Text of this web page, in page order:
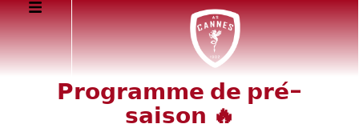
𝗣𝗿𝗼𝗴𝗿𝗮𝗺𝗺𝗲 𝗱𝗲 𝗽𝗿𝗲́-
𝘀𝗮𝗶𝘀𝗼𝗻 🔥